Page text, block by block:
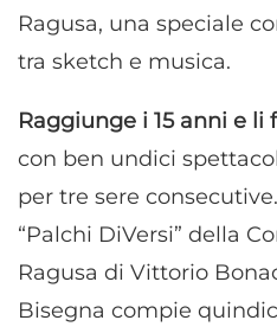
Ragusa, una speciale
tra sketch e musica.
Raggiunge i 15 anni e li
con ben undici
per tre sere
“Palchi DiVersi” della
Ragusa di Vittorio
Bisegna compie